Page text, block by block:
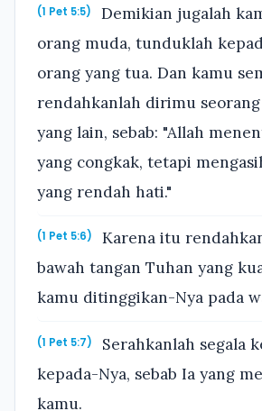
(1 Pet 5:5)
Demikian jugalah
orang muda, tunduklah
orang yang tua. Dan kamu
rendahkanlah dirimu
yang lain, sebab: "Allah
yang congkak, tetapi
yang rendah hati."
(1 Pet 5:6)
Karena itu
bawah tangan Tuhan yang
kamu ditinggikan-Nya pada
(1 Pet 5:7)
Serahkanlah segala
kepada-Nya, sebab Ia yang
kamu.